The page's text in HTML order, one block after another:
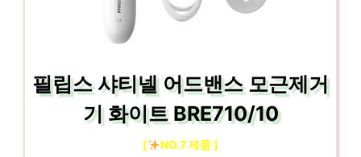
필립스 샤티넬 어드밴스 모근제거
기 화이트 BRE710/10
[ NO.7 제품 ]